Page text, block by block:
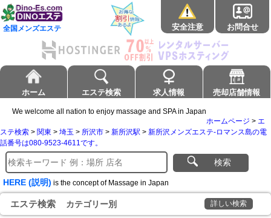
全国メンズエステ 安全注意 お問合せ
ホーム エステ検索 求人情報 売却店舗情報
We welcome all nation to enjoy massage and SPA in Japan
ホームページ > エ
ステ検索 > 関東 > 埼玉 > 所沢市 > 新所沢駅 > 新所沢メンズエステ-ロマンス島の電
話番号は080-9523-4611です。
検索
HERE (説明) is the concept of Massage in Japan
エステ検索 カテゴリー別 詳しい検索